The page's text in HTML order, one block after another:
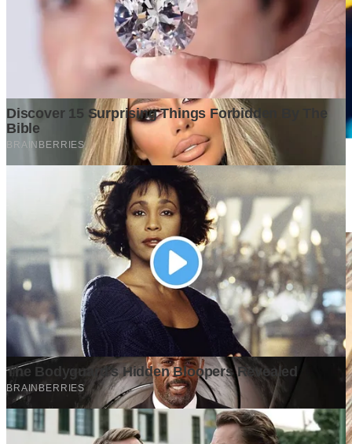
Kota-Kota yang Diprediksi Akan Berkembang dalam 10 Tahun
ke Depan, Siapa yang Paling Siap Menjadi Mesin Ekonomi